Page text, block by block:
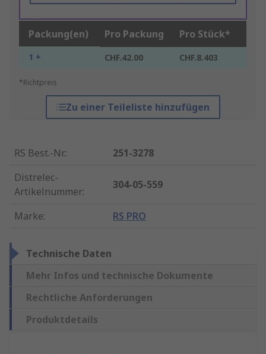
Packung(en) Pro Packung Pro Stück*
1 + CHF.42.00 CHF.8.403
*Richtpreis
Zu einer Teileliste hinzufügen
RS Best.-Nr.:
251-3278
Distrelec-
Artikelnummer:
304-05-559
Marke: RS PRO
Technische Daten
Mehr Infos und technische Dokumente
Rechtliche Anforderungen
Produktdetails